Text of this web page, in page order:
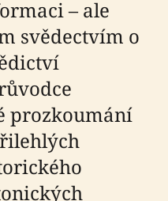
– ale
svědectvím o
prozkoumání